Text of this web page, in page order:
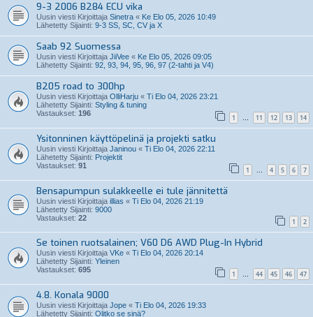
9-3 2006 B284 ECU vika
Uusin viesti Kirjoittaja Sinetra « Ke Elo 05, 2026 10:49
Lähetetty Sijainti: 9-3 SS, SC, CV ja X
Saab 92 Suomessa
Uusin viesti Kirjoittaja JiiVee « Ke Elo 05, 2026 09:05
Lähetetty Sijainti: 92, 93, 94, 95, 96, 97 (2-tahti ja V4)
B205 road to 300hp
Uusin viesti Kirjoittaja OlliHarju « Ti Elo 04, 2026 23:21
Lähetetty Sijainti: Styling & tuning
Vastaukset: 196 1 … 11 12 13 14
Ysitonninen käyttöpelinä ja projekti satku
Uusin viesti Kirjoittaja Janinou « Ti Elo 04, 2026 22:11
Lähetetty Sijainti: Projektit
Vastaukset: 91 1 … 4 5 6 7
Bensapumpun sulakkeelle ei tule jännitettä
Uusin viesti Kirjoittaja illias « Ti Elo 04, 2026 21:19
Lähetetty Sijainti: 9000
Vastaukset: 22 1 2
Se toinen ruotsalainen; V60 D6 AWD Plug-In Hybrid
Uusin viesti Kirjoittaja VKe « Ti Elo 04, 2026 20:14
Lähetetty Sijainti: Yleinen
Vastaukset: 695 1 … 44 45 46 47
4.8. Konala 9000
Uusin viesti Kirjoittaja Jope « Ti Elo 04, 2026 19:33
Lähetetty Sijainti: Olitko se sinä?